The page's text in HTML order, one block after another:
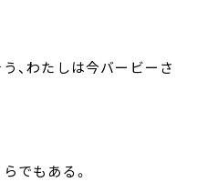
、わたしは今バービーさ
でもある。